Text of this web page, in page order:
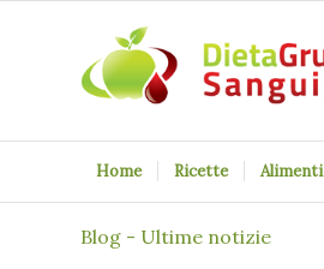
Home Ricette Alimenti
Blog - Ultime notizie